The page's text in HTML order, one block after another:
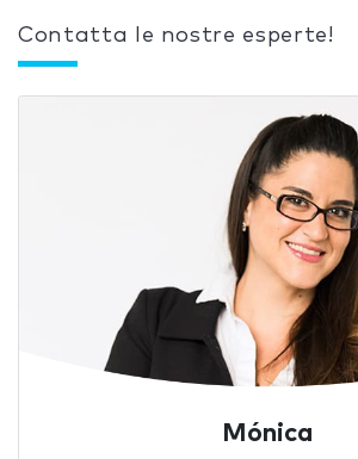
Contatta le nostre esperte!
Mónica